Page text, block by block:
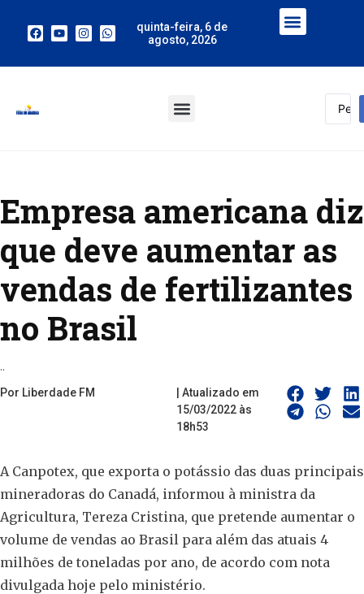
quinta-feira, 6 de
agosto, 2026
Empresa americana diz
que deve aumentar as
vendas de fertilizantes
no Brasil
..
Por Liberdade FM
| Atualizado em
15/03/2022 às
18h53
A Canpotex, que exporta o potássio das duas principais
mineradoras do Canadá, informou à ministra da
Agricultura, Tereza Cristina, que pretende aumentar o
volume de vendas ao Brasil para além das atuais 4
milhões de toneladas por ano, de acordo com nota
divulgada hoje pelo ministério.